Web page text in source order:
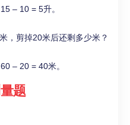
– 10 = 5升。
，剪掉20米后还剩多少米？
– 20 = 40米。
题